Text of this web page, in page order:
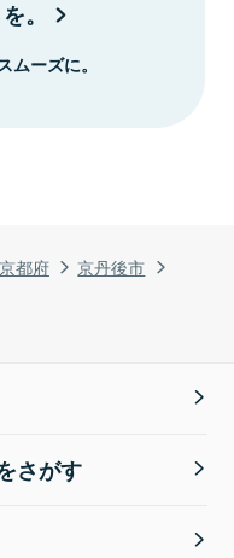
京都府
京丹後市
。
ーズに。
さがす